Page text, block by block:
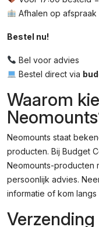
Afhalen op afspraak
Bestel nu!
Bel voor advies
Bestel direct via
Waarom
Neomounts staat
producten. Bij Budget
Neomounts-producten
persoonlijk advies.
informatie of kom